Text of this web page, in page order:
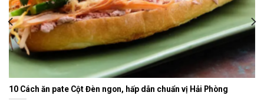
Ăn gì ngày Tết sao cho đỡ ngán và lạ miệng? Gợi ý 15 món ngon
dễ làm tại nhà